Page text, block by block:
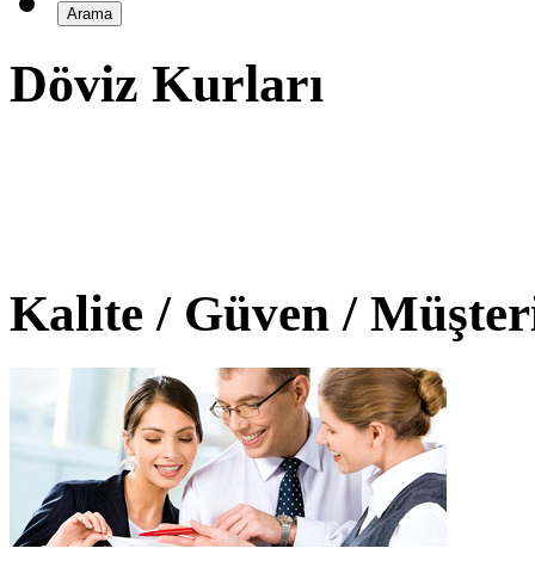
Döviz Kurları
Kalite / Güven /